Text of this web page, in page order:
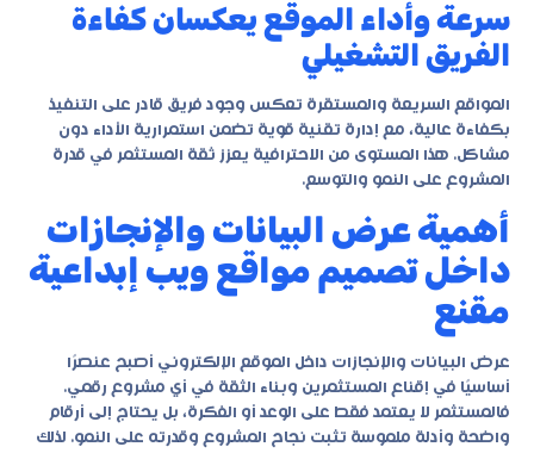
سرعة وأداء الموقع يعكسان كفاءة
الفريق التشغيلي
المواقع السريعة والمستقرة تعكس وجود فريق قادر على التنفيذ
بكفاءة عالية، مع إدارة تقنية قوية تضمن استمرارية الأداء دون
مشاكل. هذا المستوى من الاحترافية يعزز ثقة المستثمر في قدرة
المشروع على النمو والتوسع.
أهمية عرض البيانات والإنجازات
داخل تصميم مواقع ويب إبداعية
مقنع
عرض البيانات والإنجازات داخل الموقع الإلكتروني أصبح عنصرًا
أساسيًا في إقناع المستثمرين وبناء الثقة في أي مشروع رقمي.
فالمستثمر لا يعتمد فقط على الوعد أو الفكرة، بل يحتاج إلى أرقام
واضحة وأدلة ملموسة تثبت نجاح المشروع وقدرته على النمو. لذلك